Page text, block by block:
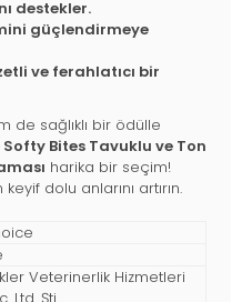
destekler.
güçlendirmeye
ve ferahlatıcı bir
de sağlıklı bir ödülle
Softy Bites Tavuklu ve Ton
harika bir seçim!
dolu anlarını artırın.
Veterinerlik Hizmetleri